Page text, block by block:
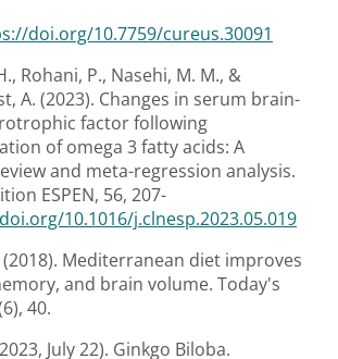
doi.org/10.7759/cureus.30091
Rohani, P., Nasehi, M. M., &
A. (2023). Changes in serum brain-
factor following
of omega 3 fatty acids: A
and meta-regression analysis.
ESPEN, 56, 207-
10.1016/j.clnesp.2023.05.019
(2018). Mediterranean diet improves
and brain volume. Today's
40.
July 22). Ginkgo Biloba.